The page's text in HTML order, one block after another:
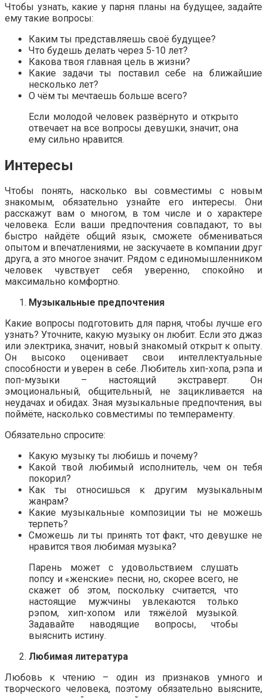
Чтобы узнать, какие у парня планы на будущее, задайте
ему такие вопросы:
Каким ты представляешь своё будущее?
Что будешь делать через 5-10 лет?
Какова твоя главная цель в жизни?
Какие задачи ты поставил себе на ближайшие
несколько лет?
О чём ты мечтаешь больше всего?
Если молодой человек развёрнуто и открыто
отвечает на все вопросы девушки, значит, она
ему сильно нравится.
Интересы
Чтобы понять, насколько вы совместимы с новым
знакомым, обязательно узнайте его интересы. Они
расскажут вам о многом, в том числе и о характере
человека. Если ваши предпочтения совпадают, то вы
быстро найдёте общий язык, сможете обмениваться
опытом и впечатлениями, не заскучаете в компании друг
друга, а это многое значит. Рядом с единомышленником
человек чувствует себя уверенно, спокойно и
максимально комфортно.
Музыкальные предпочтения
Какие вопросы подготовить для парня, чтобы лучше его
узнать? Уточните, какую музыку он любит. Если это джаз
или электрика, значит, новый знакомый открыт к опыту.
Он высоко оценивает свои интеллектуальные
способности и уверен в себе. Любитель хип-хопа, рэпа и
поп-музыки – настоящий экстраверт. Он
эмоциональный, общительный, не зацикливается на
неудачах и обидах. Зная музыкальные предпочтения, вы
поймёте, насколько совместимы по темпераменту.
Обязательно спросите:
Какую музыку ты любишь и почему?
Какой твой любимый исполнитель, чем он тебя
покорил?
Как ты относишься к другим музыкальным
жанрам?
Какие музыкальные композиции ты не можешь
терпеть?
Сможешь ли ты принять тот факт, что девушке не
нравится твоя любимая музыка?
Парень может с удовольствием слушать
попсу и «женские» песни, но, скорее всего, не
скажет об этом, поскольку считается, что
настоящие мужчины увлекаются только
рэпом, хип-хопом или тяжёлой музыкой.
Задавайте наводящие вопросы, чтобы
выяснить истину.
Любимая литература
Любовь к чтению – один из признаков умного и
творческого человека, поэтому обязательно выясните,